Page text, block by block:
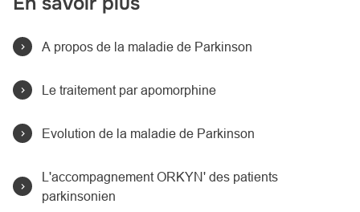
A propos de la maladie de Parkinson
Le traitement par apomorphine
Evolution de la maladie de Parkinson
L'accompagnement ORKYN' des patients
parkinsonien